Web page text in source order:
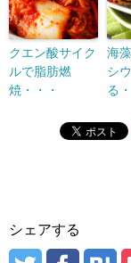
クエン酸サイク
ルで脂肪燃
焼・・・
海
シ
る
シェアする